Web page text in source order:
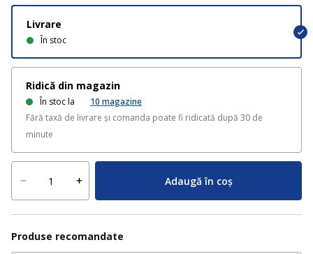
Livrare
În stoc
Ridică din magazin
În stoc la 10 magazine
Fără taxă de livrare și comanda poate fi ridicată după 30 de
minute
Adaugă în coș
Produse recomandate